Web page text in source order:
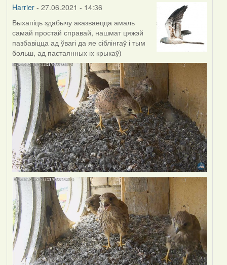
Harrier- 27.06.2021 - 14:36
Выхапіць здабычу аказваецца амаль
самай простай справай, нашмат цяжэй
пазбавіцца ад ўвагі да яе сіблінгаў і тым
больш, ад пастаянных іх крыкаў)